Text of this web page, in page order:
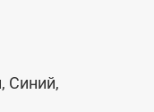
Синий,